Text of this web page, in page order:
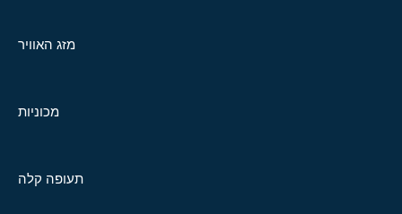
מזג האוויר
מכוניות
תעופה קלה